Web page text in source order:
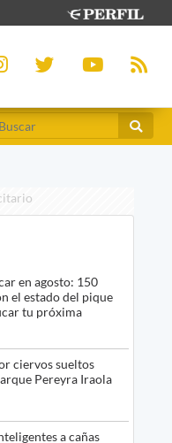
en agosto: 150
el estado del pique
tu próxima
ciervos sueltos
Pereyra Iraola
a cañas